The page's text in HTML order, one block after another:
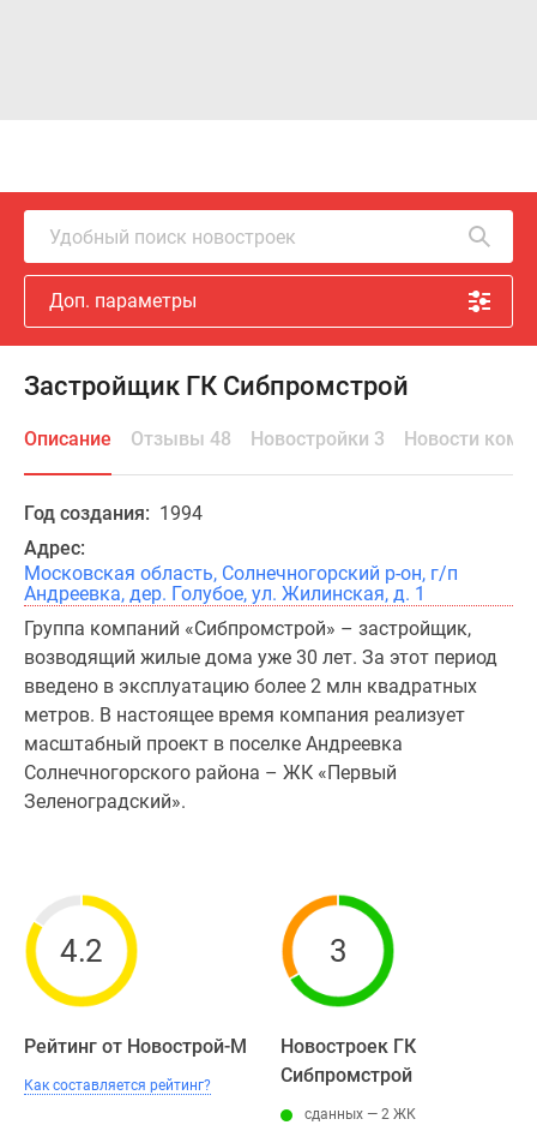
Удобный поиск новостроек
Доп. параметры
Застройщик ГК Сибпромстрой
Описание Отзывы 48 Новостройки 3 Новости
Год создания: 1994
Адрес:
Московская область, Солнечногорский р-он, г/п
Андреевка, дер. Голубое, ул. Жилинская, д. 1
Группа компаний «Сибпромстрой» – застройщик,
возводящий жилые дома уже 30 лет. За этот период
введено в эксплуатацию более 2 млн квадратных
метров. В настоящее время компания реализует
масштабный проект в поселке Андреевка
Солнечногорского района – ЖК «Первый
Зеленоградский».
4.2
Рейтинг от Новострой-М
Как составляется рейтинг?
3
Новостроек ГК
Сибпромстрой
сданных — 2 ЖК